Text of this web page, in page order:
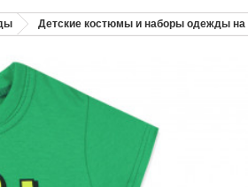
Детские костюмы и наборы одежды на